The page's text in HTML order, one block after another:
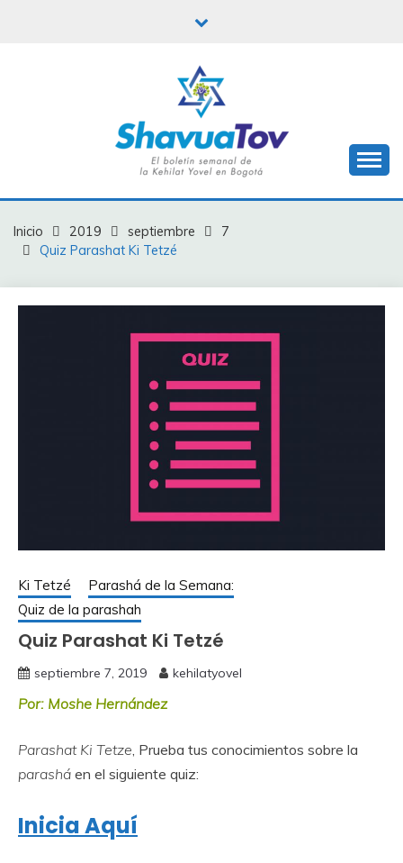
BOLETÍN SHAVUA
TOV
Inicio 2019 septiembre
7
Quiz Parashat Ki Tetzé
Ki Tetzé
Parashá de la Semana:
Quiz de la parashah
Quiz Parashat Ki Tetzé
septiembre 7, 2019 kehilatyovel
Por: Moshe Hernández
Parashat Ki Tetze , Prueba tus conocimientos sobre la
parashá en el siguiente quiz:
Inicia Aquí